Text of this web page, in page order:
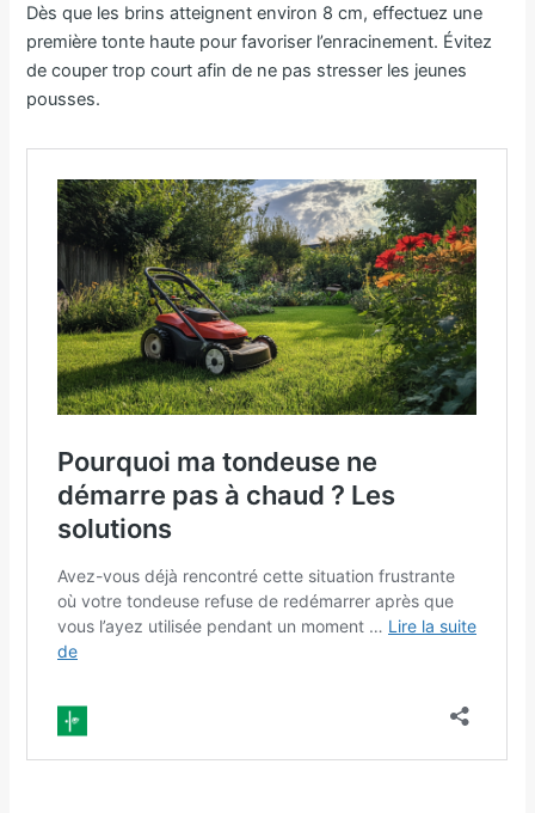
Dès que les brins atteignent environ 8 cm, effectuez une
première tonte haute pour favoriser l’enracinement. Évitez
de couper trop court afin de ne pas stresser les jeunes
pousses.